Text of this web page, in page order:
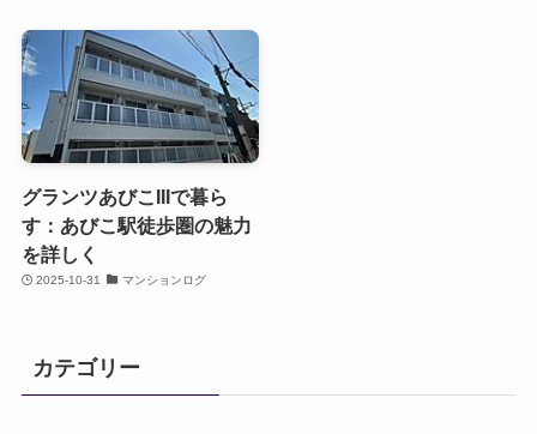
グランツあびこIIIで暮ら
す：あびこ駅徒歩圏の魅力
を詳しく
2025-10-31 マンションログ
カテゴリー